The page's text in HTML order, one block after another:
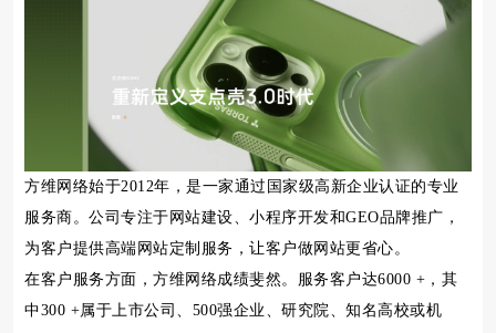
方维网络始于2012年，是一家通过国家级高新企业认证的专业
服务商。公司专注于网站建设、小程序开发和GEO品牌推广，
为客户提供高端网站定制服务，让客户做网站更省心。
在客户服务方面，方维网络成绩斐然。服务客户达6000 +，其
中300 +属于上市公司、500强企业、研究院、知名高校或机